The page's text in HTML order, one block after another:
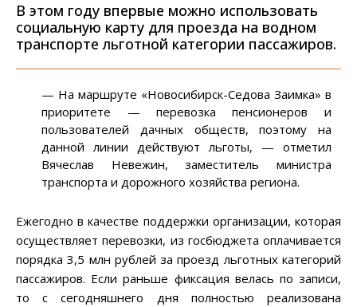
В этом году впервые можно использовать
социальную карту для проезда на водном
транспорте льготной категории пассажиров.
— На маршруте «Новосибирск-Седова Заимка» в
приоритете — перевозка пенсионеров и
пользователей дачных обществ, поэтому на
данной линии действуют льготы, — отметил
Вячеслав Невежин, заместитель министра
транспорта и дорожного хозяйства региона.
Ежегодно в качестве поддержки организации, которая
осуществляет перевозки, из госбюджета оплачивается
порядка 3,5 млн рублей за проезд льготных категорий
пассажиров. Если раньше фиксация велась по записи,
то с сегодняшнего дня полностью реализована